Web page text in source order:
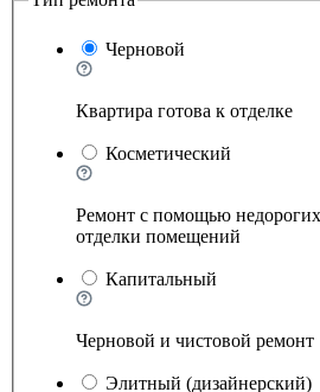
Черновой
Квартира готова к отделке
Косметический
Ремонт с помощью
отделки помещений
Капитальный
Черновой и чистовой ремонт
Элитный (дизайнерский)